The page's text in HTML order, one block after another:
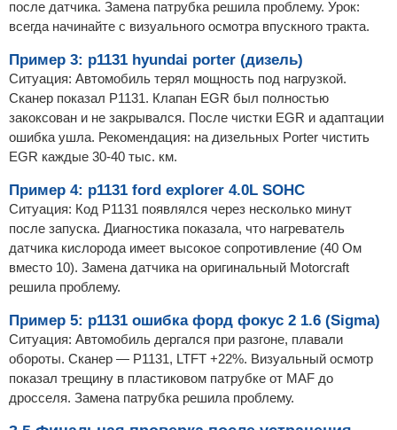
после датчика. Замена патрубка решила проблему. Урок:
всегда начинайте с визуального осмотра впускного тракта.
Пример 3: p1131 hyundai porter (дизель)
Ситуация: Автомобиль терял мощность под нагрузкой.
Сканер показал P1131. Клапан EGR был полностью
закоксован и не закрывался. После чистки EGR и адаптации
ошибка ушла. Рекомендация: на дизельных Porter чистить
EGR каждые 30-40 тыс. км.
Пример 4: p1131 ford explorer 4.0L SOHC
Ситуация: Код P1131 появлялся через несколько минут
после запуска. Диагностика показала, что нагреватель
датчика кислорода имеет высокое сопротивление (40 Ом
вместо 10). Замена датчика на оригинальный Motorcraft
решила проблему.
Пример 5: p1131 ошибка форд фокус 2 1.6 (Sigma)
Ситуация: Автомобиль дергался при разгоне, плавали
обороты. Сканер — P1131, LTFT +22%. Визуальный осмотр
показал трещину в пластиковом патрубке от MAF до
дросселя. Замена патрубка решила проблему.